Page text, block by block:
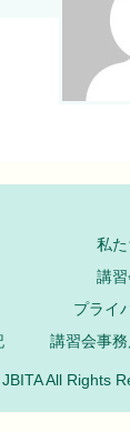
私
講
プライ
講習会事
All Rights